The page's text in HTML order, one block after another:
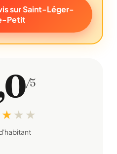
sur Saint-Léger-
Petit
/5
★ ★ ★